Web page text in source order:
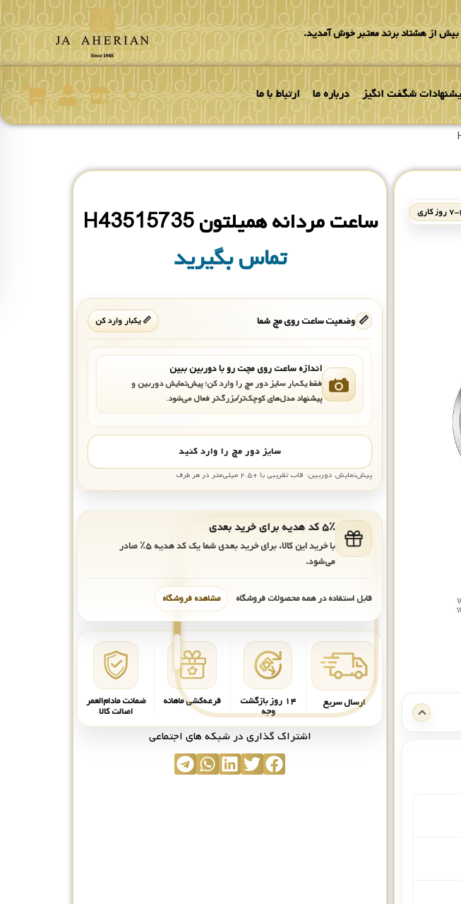
بیش از هشتاد برند معتبر خوش آمدید.
شگفت انگیز درباره ما ارتباط با ما
ساعت مردانه همیلتون H43515735
تماس بگیرید
📏 وضعیت ساعت روی مچ شما 📏 یکبار وارد کن
اندازه ساعت روی مچت رو با دوربین ببین
فقط یک‌بار سایز دور مچ را وارد کن؛ پیش‌نمایش دوربین و
پیشنهاد مدل‌های کوچک‌تر/بزرگ‌تر فعال می‌شود.
سایز دور مچ را وارد کنید
پیش‌نمایش دوربین: قاب تقریبی با +۲.۵ میلی‌متر در هر طرف
۵٪ کد هدیه برای خرید بعدی
با خرید این کالا، برای خرید بعدی شما یک کد هدیه۵٪ صادر
می‌شود.
قابل استفاده در همه محصولات فروشگاه مشاهده فروشگاه
ارسال سریع ۱۴ روز بازگشت
وجه
قرعه‌کشی ماهانه ضمانت مادام‌العمر
اصالت کالا
اشتراک گذاری در شبکه های اجتماعی